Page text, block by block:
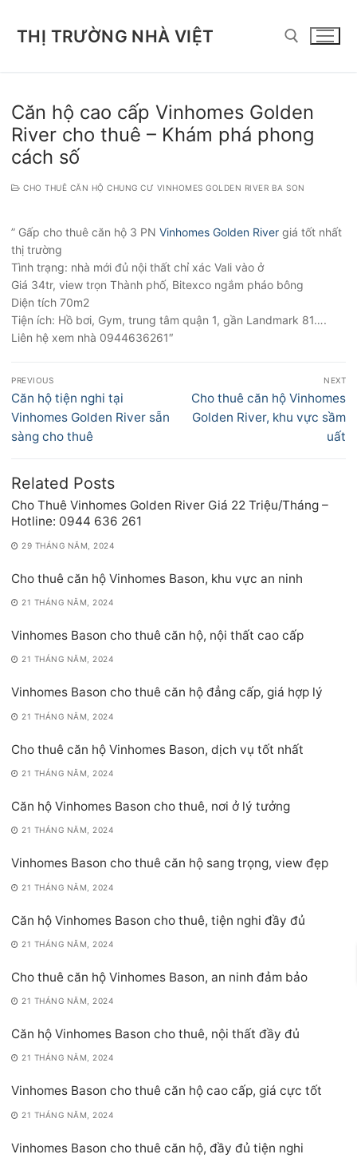
THỊ TRƯỜNG NHÀ VIỆT
Căn hộ cao cấp Vinhomes Golden
River cho thuê – Khám phá phong
cách số
CHO THUÊ CĂN HỘ CHUNG CƯ VINHOMES GOLDEN RIVER BA SON
” Gấp cho thuê căn hộ 3 PN Vinhomes Golden River giá tốt nhất
thị trường
Tình trạng: nhà mới đủ nội thất chỉ xác Vali vào ở
Giá 34tr, view trọn Thành phố, Bitexco ngắm pháo bông
Diện tích 70m2
Tiện ích: Hồ bơi, Gym, trung tâm quận 1, gần Landmark 81….
Liên hệ xem nhà 0944636261″
Điều
hướng
bài
viết
PREVIOUS
Previous
post:
Căn hộ tiện nghi tại
Vinhomes Golden River sẵn
sàng cho thuê
NEXT
Next
post:
Cho thuê căn hộ Vinhomes
Golden River, khu vực sầm
uất
Related Posts
Cho Thuê Vinhomes Golden River Giá 22 Triệu/Tháng –
Hotline: 0944 636 261
29 THÁNG NĂM, 2024
Cho thuê căn hộ Vinhomes Bason, khu vực an ninh
21 THÁNG NĂM, 2024
Vinhomes Bason cho thuê căn hộ, nội thất cao cấp
21 THÁNG NĂM, 2024
Vinhomes Bason cho thuê căn hộ đẳng cấp, giá hợp lý
21 THÁNG NĂM, 2024
Cho thuê căn hộ Vinhomes Bason, dịch vụ tốt nhất
21 THÁNG NĂM, 2024
Căn hộ Vinhomes Bason cho thuê, nơi ở lý tưởng
21 THÁNG NĂM, 2024
Vinhomes Bason cho thuê căn hộ sang trọng, view đẹp
21 THÁNG NĂM, 2024
Căn hộ Vinhomes Bason cho thuê, tiện nghi đầy đủ
21 THÁNG NĂM, 2024
Cho thuê căn hộ Vinhomes Bason, an ninh đảm bảo
21 THÁNG NĂM, 2024
Căn hộ Vinhomes Bason cho thuê, nội thất đầy đủ
21 THÁNG NĂM, 2024
Vinhomes Bason cho thuê căn hộ cao cấp, giá cực tốt
21 THÁNG NĂM, 2024
Vinhomes Bason cho thuê căn hộ, đầy đủ tiện nghi